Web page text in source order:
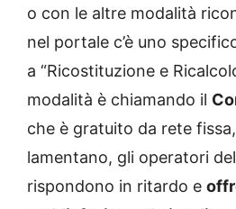
o con le altre modalità
nel portale c’è uno
a “Ricostituzione e
modalità è chiamando il
che è gratuito da rete
lamentano, gli operatori
rispondono in ritardo e